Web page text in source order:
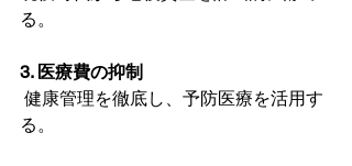
る。
3. 医療費の抑制
る。